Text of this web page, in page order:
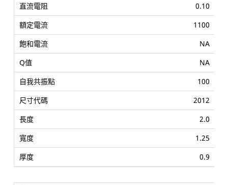
0.10
1100
NA
NA
100
2012
2.0
1.25
0.9